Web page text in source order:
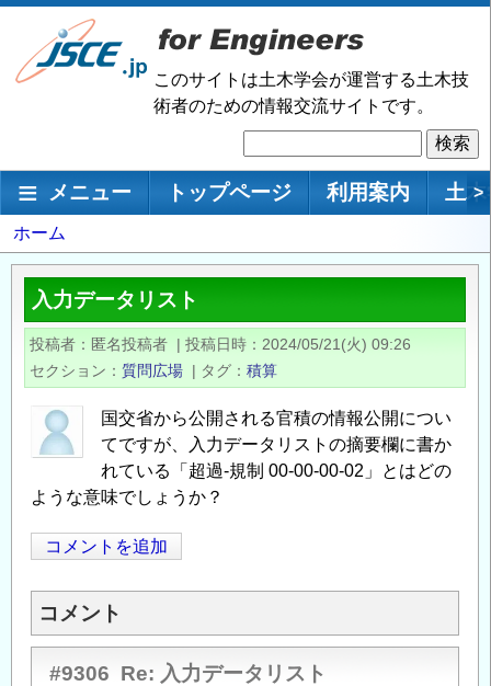
メ
ン
移
このサイトは土木学会が運営する土木技
術者のための情報交流サイトです。
索
メインナビゲーション
メニュー トップページ 利用案内 土 >
パ
ン
ず
ホーム
入力データリスト
投稿者 匿名投稿者 | 投稿日時
2024/05/21(火) 09:26
セクション
質問広場 | タグ 積算
国交省から公開される官積の情報公開につい
てですが、入力データリストの摘要欄に書か
れている「超過-規制 00-00-00-02」とはどの
ような意味でしょうか？
コメントを追加
コメント
#9306 Re: 入力データリスト